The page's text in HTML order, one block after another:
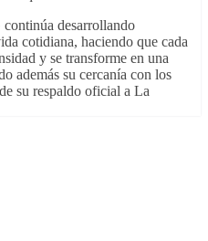
desarrollando
cotidiana, haciendo que cada
y se transforme en una
además su cercanía con los
su respaldo oficial a La